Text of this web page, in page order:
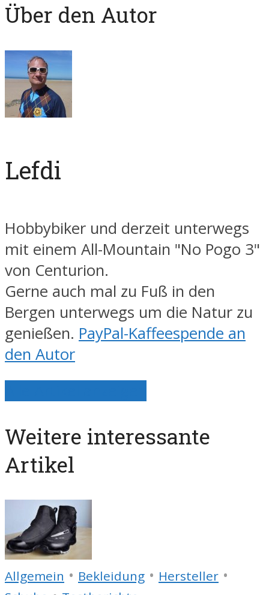
Über den Autor
Lefdi
Hobbybiker und derzeit unterwegs
mit einem All-Mountain "No Pogo 3"
von Centurion.
Gerne auch mal zu Fuß in den
Bergen unterwegs um die Natur zu
genießen. PayPal-Kaffeespende an
den Autor
Weitere interessante
Artikel
Allgemein • Bekleidung • Hersteller •